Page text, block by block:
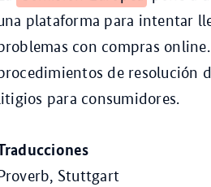
plataforma para intentar
con compras
de resolución
para consumidores.
Stuttgart